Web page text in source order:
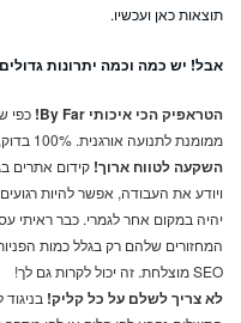
תוצאות כאן ועכשיו.
אבל! יש כמה וכמה יתרונות
הטראפיק הכי איכותי By Far!
כפי
ממומנת לתנועה אורגנית. 100% בדוק, מנסיון קידום של עשרות אתרים שונים.
השקעה לטווח ארוך! קידום אתרים
ויודע את העבודה, אפשר להיות
יהיה במקום אחר לגמרי. כבר ראיתי
המחזורים שלהם רק בגלל כמות
SEO מוצלחת. זה יכול לקרות גם לך!
לא צריך לשלם על כל קליק!